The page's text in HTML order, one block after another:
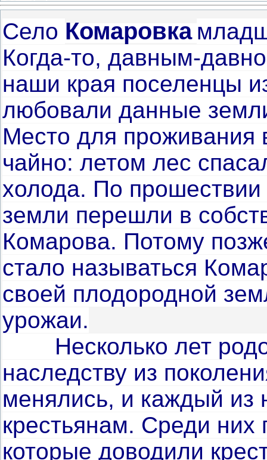
Село Комаровка
Когда-то, давным-
наши края поселенцы
любовали данные
Место для
чайно: летом лес
холода. По про­шествии
земли перешли в
Комарова. Потому
стало на­зываться
своей плодородной
урожаи.
Несколько лет
наследству из
менялись, и каждый из
крестьянам. Сре­ди
которые доводили